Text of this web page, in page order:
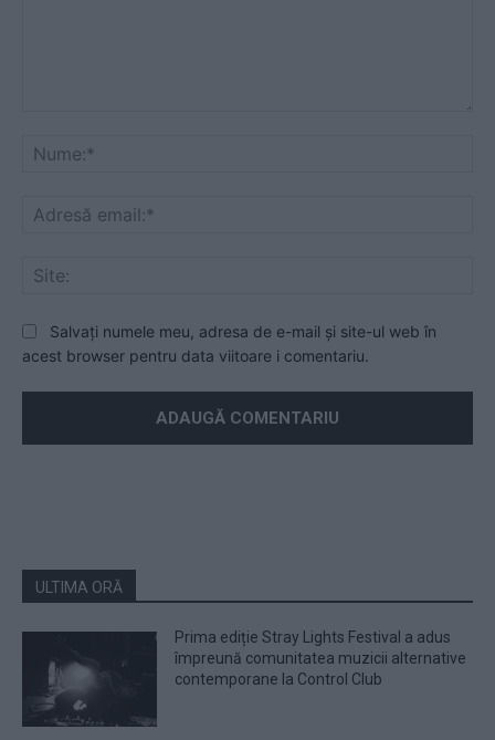
Salvați numele meu, adresa de e-mail și site-ul web în
acest browser pentru data viitoare i comentariu.
ULTIMA ORĂ
Prima ediție Stray Lights Festival a adus
împreună comunitatea muzicii alternative
contemporane la Control Club